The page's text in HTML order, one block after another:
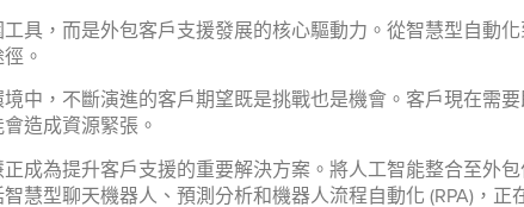
具，而是外包客戶支援發展的核心驅動力。從智慧型自動
。
中，不斷演進的客戶期望既是挑戰也是機會。客戶現在需
造成資源緊張。
成為提升客戶支援的重要解決方案。將人工智能整合至外
慧型聊天機器人、預測分析和機器人流程自動化 (RPA)，正